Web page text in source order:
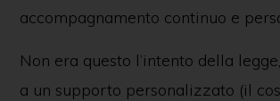
accompagnamento continuo e
Non era questo l’intento della
a un supporto personalizzato (il